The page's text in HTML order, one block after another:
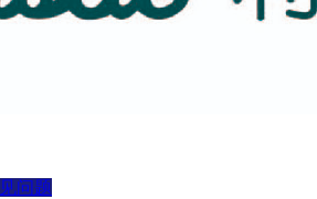
问题